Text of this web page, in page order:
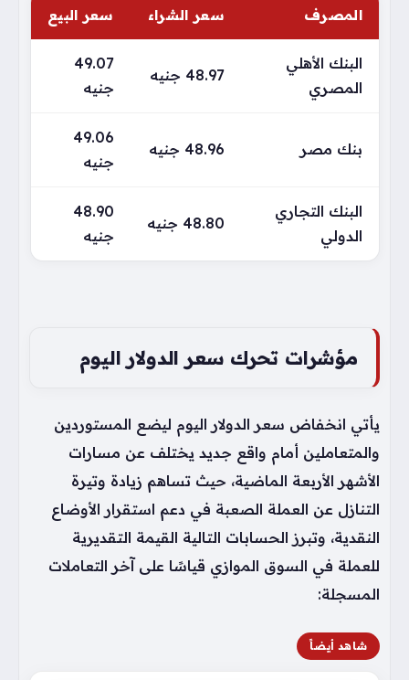
المصرف سعر الشراء سعر البيع
البنك الأهلي
المصري
48.97 جنيه
49.07
جنيه
بنك مصر 48.96 جنيه
49.06
جنيه
البنك التجاري
الدولي
48.80 جنيه
48.90
جنيه
مؤشرات تحرك سعر الدولار اليوم
يأتي انخفاض سعر الدولار اليوم ليضع المستوردين
والمتعاملين أمام واقع جديد يختلف عن مسارات
الأشهر الأربعة الماضية، حيث تساهم زيادة وتيرة
التنازل عن العملة الصعبة في دعم استقرار الأوضاع
النقدية، وتبرز الحسابات التالية القيمة التقديرية
للعملة في السوق الموازي قياسًا على آخر التعاملات
المسجلة:
شاهد أيضاً